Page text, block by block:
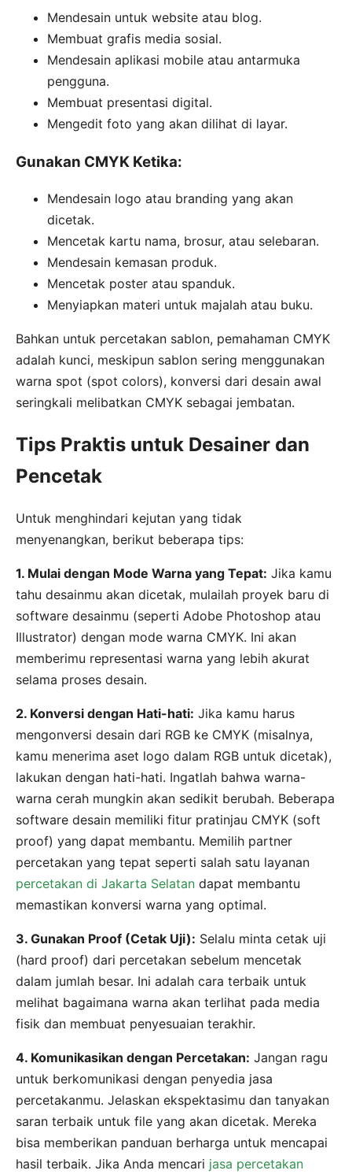
Mendesain untuk website atau blog.
Membuat grafis media sosial.
Mendesain aplikasi mobile atau antarmuka
pengguna.
Membuat presentasi digital.
Mengedit foto yang akan dilihat di layar.
Gunakan CMYK Ketika:
Mendesain logo atau branding yang akan
dicetak.
Mencetak kartu nama, brosur, atau selebaran.
Mendesain kemasan produk.
Mencetak poster atau spanduk.
Menyiapkan materi untuk majalah atau buku.
Bahkan untuk percetakan sablon, pemahaman CMYK
adalah kunci, meskipun sablon sering menggunakan
warna spot (spot colors), konversi dari desain awal
seringkali melibatkan CMYK sebagai jembatan.
Tips Praktis untuk Desainer dan
Pencetak
Untuk menghindari kejutan yang tidak
menyenangkan, berikut beberapa tips:
1. Mulai dengan Mode Warna yang Tepat: Jika kamu
tahu desainmu akan dicetak, mulailah proyek baru di
software desainmu (seperti Adobe Photoshop atau
Illustrator) dengan mode warna CMYK. Ini akan
memberimu representasi warna yang lebih akurat
selama proses desain.
2. Konversi dengan Hati-hati: Jika kamu harus
mengonversi desain dari RGB ke CMYK (misalnya,
kamu menerima aset logo dalam RGB untuk dicetak),
lakukan dengan hati-hati. Ingatlah bahwa warna-
warna cerah mungkin akan sedikit berubah. Beberapa
software desain memiliki fitur pratinjau CMYK (soft
proof) yang dapat membantu. Memilih partner
percetakan yang tepat seperti salah satu layanan
percetakan di Jakarta Selatan dapat membantu
memastikan konversi warna yang optimal.
3. Gunakan Proof (Cetak Uji): Selalu minta cetak uji
(hard proof) dari percetakan sebelum mencetak
dalam jumlah besar. Ini adalah cara terbaik untuk
melihat bagaimana warna akan terlihat pada media
fisik dan membuat penyesuaian terakhir.
4. Komunikasikan dengan Percetakan: Jangan ragu
untuk berkomunikasi dengan penyedia jasa
percetakanmu. Jelaskan ekspektasimu dan tanyakan
saran terbaik untuk file yang akan dicetak. Mereka
bisa memberikan panduan berharga untuk mencapai
hasil terbaik. Jika Anda mencari jasa percetakan